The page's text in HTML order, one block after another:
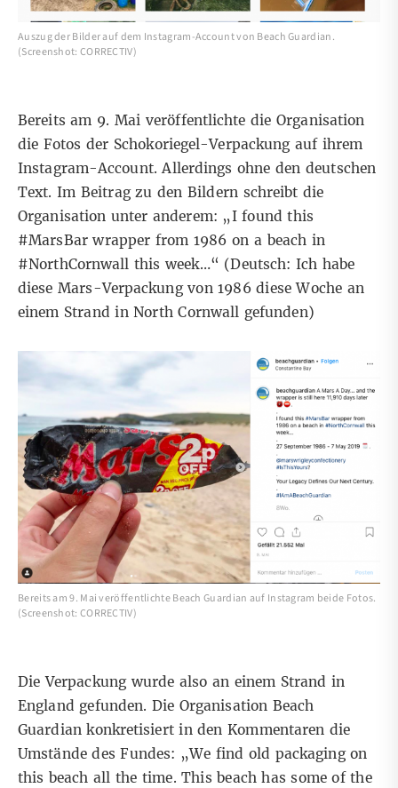
Auszug der Bilder auf dem Instagram-Account von Beach Guardian.
(Screenshot: CORRECTIV)
Bereits am 9. Mai veröffentlichte die Organisation
die Fotos der Schokoriegel-Verpackung auf ihrem
Instagram-Account. Allerdings ohne den deutschen
Text. Im Beitrag zu den Bildern schreibt die
Organisation unter anderem: „I found this
#MarsBarwrapper from 1986 on a beach in
#NorthCornwall this week…“ (Deutsch: Ich habe
diese Mars-Verpackung von 1986 diese Woche an
einem Strand in North Cornwall gefunden)
Bereits am 9. Mai veröffentlichte Beach Guardian auf Instagram beide Fotos.
(Screenshot: CORRECTIV)
Die Verpackung wurde also an einem Strand in
England gefunden. Die Organisation Beach
Guardian konkretisiert in den Kommentaren die
Umstände des Fundes: „We find old packaging on
this beach all the time. This beach has some of the